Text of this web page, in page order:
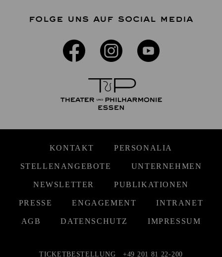
FOLGE UNS AUF SOCIAL MEDIA
KONTAKT PERSONALIA
STELLENANGEBOTE UNTERNEHMEN
NEWSLETTER PUBLIKATIONEN
PRESSE ENGAGEMENT INTRANET
AGB DATENSCHUTZ IMPRESSUM
TICKETBESTELLUNG +49 201 81 22-200